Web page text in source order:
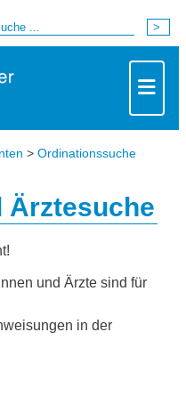
> Ordinationssuche
Ärztesuche
und Ärzte sind für
in der